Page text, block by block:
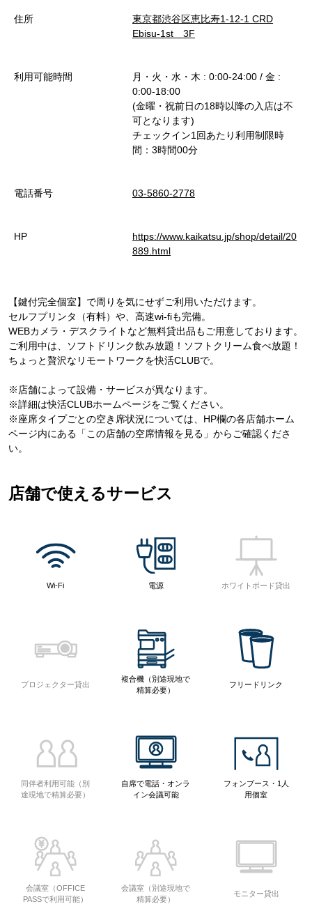
住所
東京都渋谷区恵比寿1-12-1 CRD
Ebisu-1st 3F
利用可能時間
月・火・水・木 : 0:00-24:00 / 金 :
0:00-18:00
(金曜・祝前日の18時以降の入店は不
可となります)
チェックイン1回あたり利用制限時
間：3時間00分
電話番号 03-5860-2778
HP
https://www.kaikatsu.jp/shop/detail/20
889.html
【鍵付完全個室】で周りを気にせずご利用いただけます。
セルフプリンタ（有料）や、高速wi-fiも完備。
WEBカメラ・デスクライトなど無料貸出品もご用意しております。
ご利用中は、ソフトドリンク飲み放題！ソフトクリーム食べ放題！
ちょっと贅沢なリモートワークを快活CLUBで。
※店舗によって設備・サービスが異なります。
※詳細は快活CLUBホームページをご覧ください。
※座席タイプごとの空き席状況については、HP欄の各店舗ホーム
ページ内にある「この店舗の空席情報を見る」からご確認くださ
い。
店舗で使えるサービス
Wi-Fi 電源 ホワイトボード貸出
プロジェクター貸出
複合機（別途現地で
精算必要）
フリードリンク
同伴者利用可能（別
途現地で精算必要）
自席で電話・オンラ
イン会議可能
フォンブース・1人
用個室
会議室（OFFICE
PASSで利用可能）
会議室（別途現地で
精算必要）
モニター貸出